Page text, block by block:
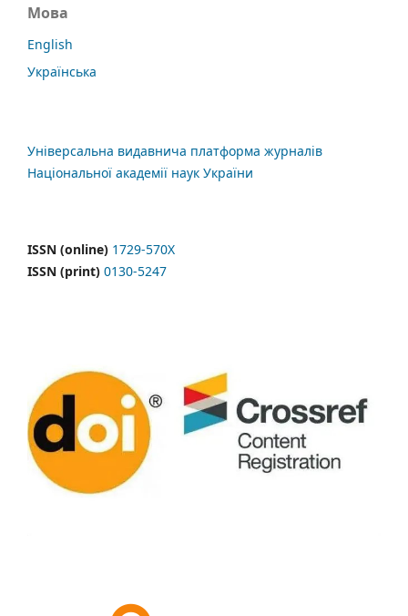
Мова
English
Українська
Універсальна видавнича платформа журналів
Національної академії наук України
ISSN (online) 1729-570X
ISSN (print) 0130-5247